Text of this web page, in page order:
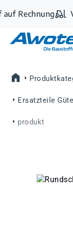
Zum Hauptinhalt
auf Rechnung
Ersatzteile
produkt
Bildergalerie